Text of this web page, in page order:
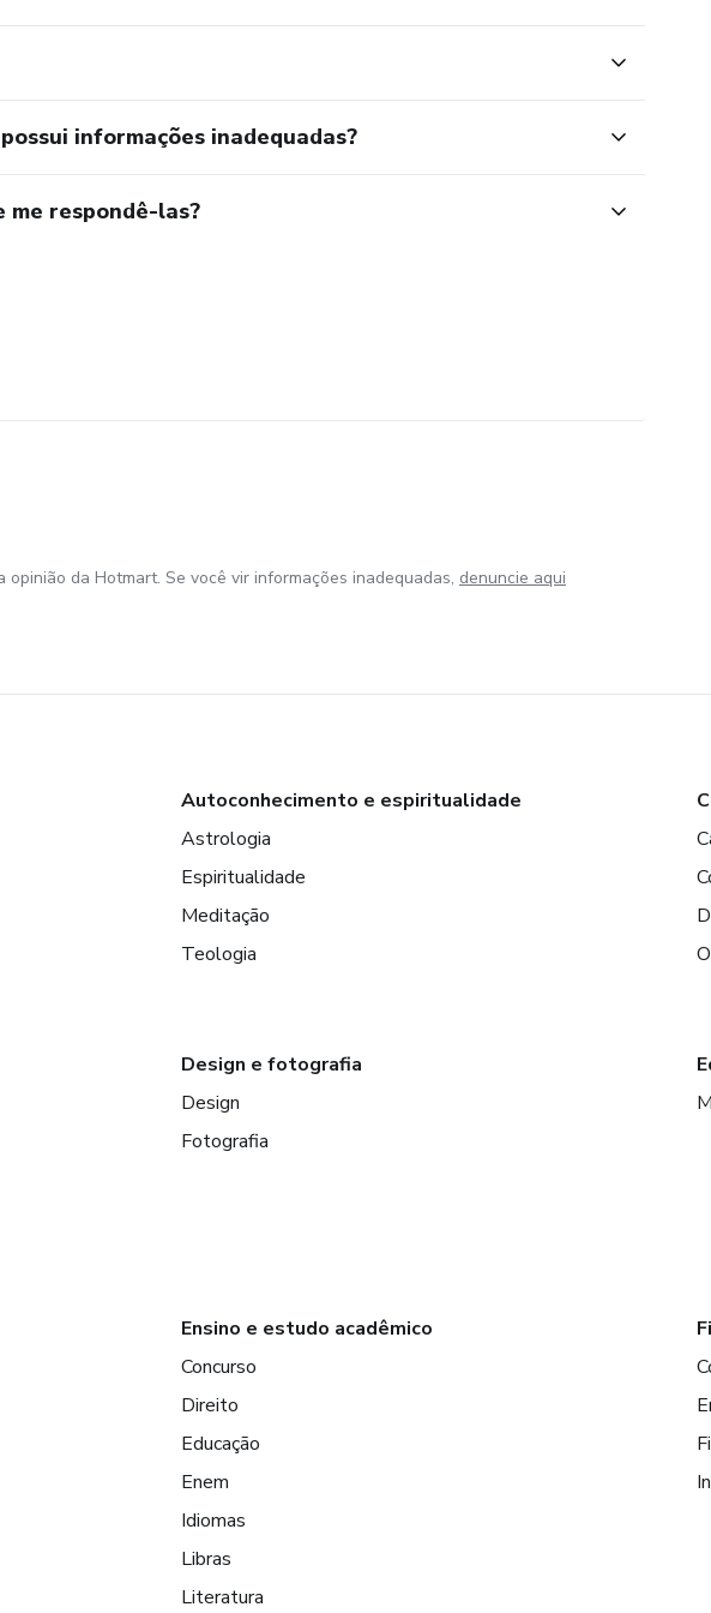
informações inadequadas?
me respondê-las?
da Hotmart. Se você vir informações inadequadas, denuncie aqui
Autoconhecimento e espiritualidade
Astrologia
Espiritualidade
Meditação
Teologia
Design e fotografia
Design
Fotografia
Ensino e estudo acadêmico
Concurso
Direito
Educação
Enem
Idiomas
Libras
Literatura